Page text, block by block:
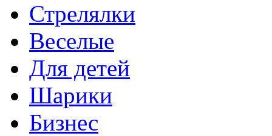
Стрелялки
Веселые
Для детей
Шарики
Бизнес